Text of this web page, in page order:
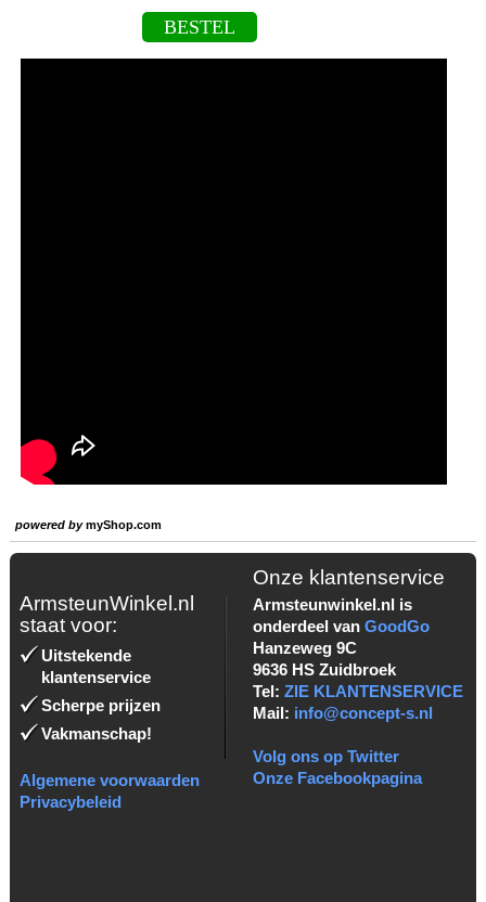
BESTEL
powered bymyShop.com
ArmsteunWinkel.nl
staat voor:
Uitstekende
klantenservice
Scherpe prijzen
Vakmanschap!
Algemene voorwaarden
Privacybeleid
Onze klantenservice
Armsteunwinkel.nl is
onderdeel van GoodGo
Hanzeweg 9C
9636 HS Zuidbroek
Tel: ZIE KLANTENSERVICE
Mail: info@concept-s.nl
Volg ons op Twitter
Onze Facebookpagina